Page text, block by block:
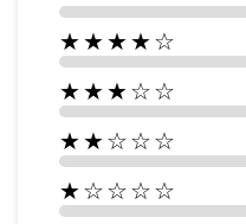
★★★★☆
★★★☆☆
★★☆☆☆
★☆☆☆☆